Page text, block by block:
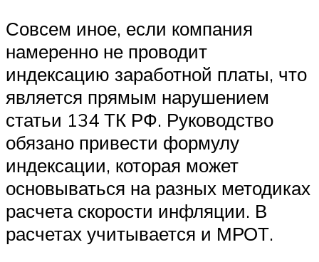
Совсем иное, если компания
намеренно не проводит
индексацию заработной платы, что
является прямым нарушением
статьи 134 ТК РФ. Руководство
обязано привести формулу
индексации, которая может
основываться на разных методиках
расчета скорости инфляции. В
расчетах учитывается и МРОТ.